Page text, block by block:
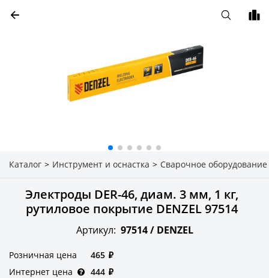
Каталог > Инструмент и оснастка > Сварочное оборудование
Электроды DER-46, диам. 3 мм, 1 кг,
рутиловое покрытие DENZEL 97514
Артикул: 97514 / DENZEL
Розничная цена 465 ₽
Интернет цена
444 ₽